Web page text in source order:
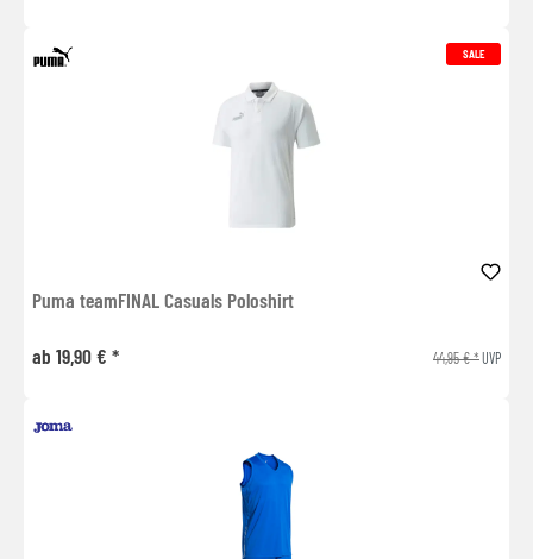
SALE
Puma teamFINAL Casuals Poloshirt
ab 19,90 € * 44,95 € *UVP